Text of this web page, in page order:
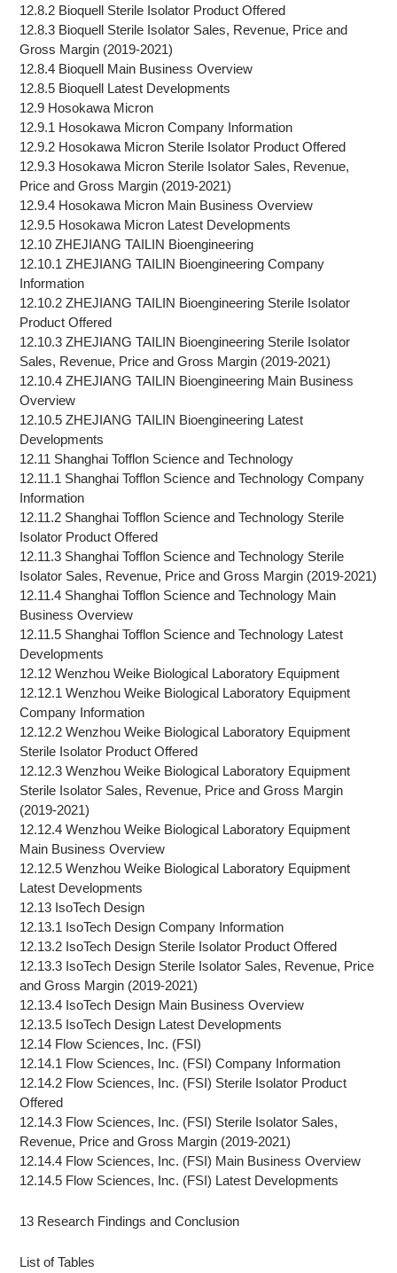
12.8.2 Bioquell Sterile Isolator Product Offered
12.8.3 Bioquell Sterile Isolator Sales, Revenue, Price and
Gross Margin (2019-2021)
12.8.4 Bioquell Main Business Overview
12.8.5 Bioquell Latest Developments
12.9 Hosokawa Micron
12.9.1 Hosokawa Micron Company Information
12.9.2 Hosokawa Micron Sterile Isolator Product Offered
12.9.3 Hosokawa Micron Sterile Isolator Sales, Revenue,
Price and Gross Margin (2019-2021)
12.9.4 Hosokawa Micron Main Business Overview
12.9.5 Hosokawa Micron Latest Developments
12.10 ZHEJIANG TAILIN Bioengineering
12.10.1 ZHEJIANG TAILIN Bioengineering Company
Information
12.10.2 ZHEJIANG TAILIN Bioengineering Sterile Isolator
Product Offered
12.10.3 ZHEJIANG TAILIN Bioengineering Sterile Isolator
Sales, Revenue, Price and Gross Margin (2019-2021)
12.10.4 ZHEJIANG TAILIN Bioengineering Main Business
Overview
12.10.5 ZHEJIANG TAILIN Bioengineering Latest
Developments
12.11 Shanghai Tofflon Science and Technology
12.11.1 Shanghai Tofflon Science and Technology Company
Information
12.11.2 Shanghai Tofflon Science and Technology Sterile
Isolator Product Offered
12.11.3 Shanghai Tofflon Science and Technology Sterile
Isolator Sales, Revenue, Price and Gross Margin (2019-2021)
12.11.4 Shanghai Tofflon Science and Technology Main
Business Overview
12.11.5 Shanghai Tofflon Science and Technology Latest
Developments
12.12 Wenzhou Weike Biological Laboratory Equipment
12.12.1 Wenzhou Weike Biological Laboratory Equipment
Company Information
12.12.2 Wenzhou Weike Biological Laboratory Equipment
Sterile Isolator Product Offered
12.12.3 Wenzhou Weike Biological Laboratory Equipment
Sterile Isolator Sales, Revenue, Price and Gross Margin
(2019-2021)
12.12.4 Wenzhou Weike Biological Laboratory Equipment
Main Business Overview
12.12.5 Wenzhou Weike Biological Laboratory Equipment
Latest Developments
12.13 IsoTech Design
12.13.1 IsoTech Design Company Information
12.13.2 IsoTech Design Sterile Isolator Product Offered
12.13.3 IsoTech Design Sterile Isolator Sales, Revenue, Price
and Gross Margin (2019-2021)
12.13.4 IsoTech Design Main Business Overview
12.13.5 IsoTech Design Latest Developments
12.14 Flow Sciences, Inc. (FSI)
12.14.1 Flow Sciences, Inc. (FSI) Company Information
12.14.2 Flow Sciences, Inc. (FSI) Sterile Isolator Product
Offered
12.14.3 Flow Sciences, Inc. (FSI) Sterile Isolator Sales,
Revenue, Price and Gross Margin (2019-2021)
12.14.4 Flow Sciences, Inc. (FSI) Main Business Overview
12.14.5 Flow Sciences, Inc. (FSI) Latest Developments
13 Research Findings and Conclusion
List of Tables